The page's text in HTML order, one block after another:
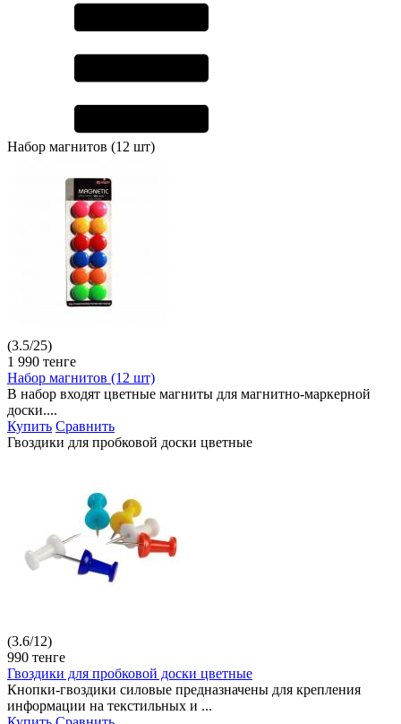
Набор магнитов (12 шт)
(3.5/25)
1 990 тенге
Набор магнитов (12 шт)
В набор входят цветные магниты для магнитно-маркерной
доски....
Купить Сравнить
Гвоздики для пробковой доски цветные
(3.6/12)
990 тенге
Гвоздики для пробковой доски цветные
Кнопки-гвоздики силовые предназначены для крепления
информации на текстильных и ...